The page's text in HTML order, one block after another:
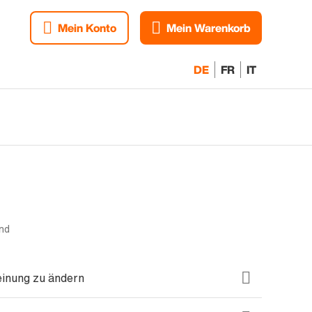
Mein Konto Mein Warenkorb
DE FR IT
zu ändern